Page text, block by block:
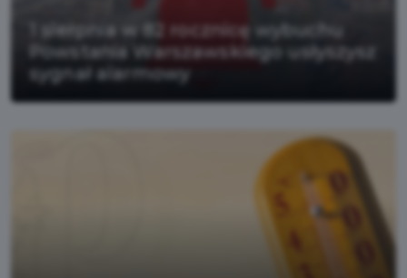
1 sierpnia w 82 rocznicę wybuchu
Powstania Warszawskiego usłyszysz
sygnał alarmowy